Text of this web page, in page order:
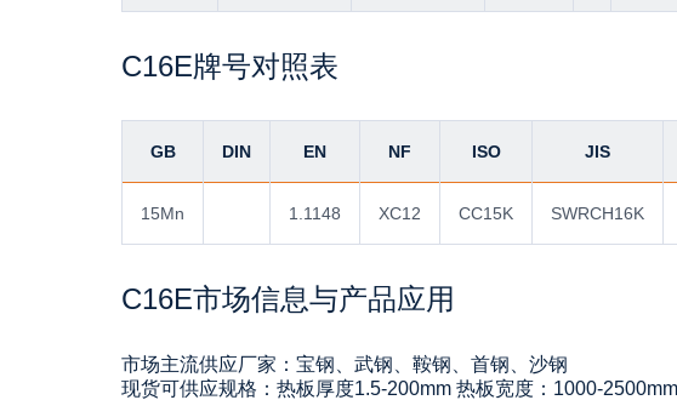
C16E牌号对照表
GB DIN EN NF ISO JIS
15Mn 1.1148 XC12 CC15K SWRCH16K
C16E市场信息与产品应用‌
市场主流供应厂家：宝钢、武钢、鞍钢、首钢、沙钢
现货可供应规格：热板厚度1.5-200mm 热板宽度：1000-